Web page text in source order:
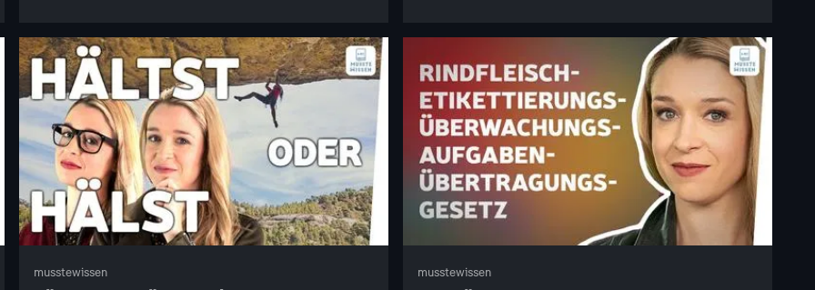
musstewissen musstewissen